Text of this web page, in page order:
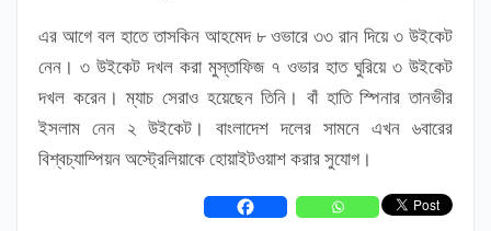
এর আগে বল হাতে তাসকিন আহমেদ ৮ ওভারে ৩৩ রান দিয়ে ৩ উইকেট
নেন। ৩ উইকেট দখল করা মুস্তাফিজ ৭ ওভার হাত ঘুরিয়ে ৩ উইকেট
দখল করেন। ম্যাচ সেরাও হয়েছেন তিনি। বাঁ হাতি স্পিনার তানভীর
ইসলাম নেন ২ উইকেট। বাংলাদেশ দলের সামনে এখন ৬বারের
বিশ্বচ্যাম্পিয়ন অস্ট্রেলিয়াকে হোয়াইটওয়াশ করার সুযোগ।